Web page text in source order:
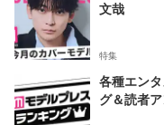
文哉
特集
各種エン
グ＆読者